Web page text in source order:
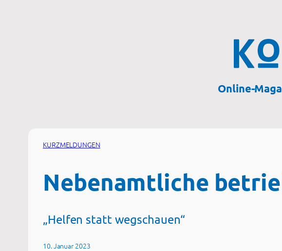
Online-
KURZMELDUNGEN
Nebenamtliche
„Helfen statt wegschauen“
10. Januar 2023